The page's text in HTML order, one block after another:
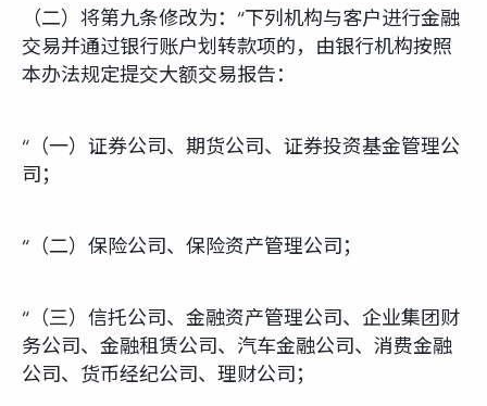
（二）将第九条修改为：“下列机构与客户进行金融
交易并通过银行账户划转款项的，由银行机构按照
本办法规定提交大额交易报告：
“（一）证券公司、期货公司、证券投资基金管理公
司；
“（二）保险公司、保险资产管理公司；
“（三）信托公司、金融资产管理公司、企业集团财
务公司、金融租赁公司、汽车金融公司、消费金融
公司、货币经纪公司、理财公司；